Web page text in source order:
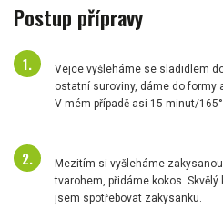
Postup přípravy
Vejce vyšleháme se sladidlem
ostatní suroviny, dáme do formy
V mém případě asi 15 minut/
Mezitím si vyšleháme
tvarohem, přidáme kokos.
jsem spotřebovat zakysanku.